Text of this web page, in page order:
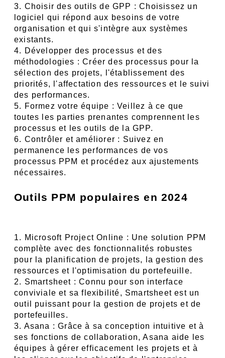
3. Choisir des outils de GPP : Choisissez un
logiciel qui répond aux besoins de votre
organisation et qui s'intègre aux systèmes
existants.
4. Développer des processus et des
méthodologies : Créer des processus pour la
sélection des projets, l'établissement des
priorités, l'affectation des ressources et le suivi
des performances.
5. Formez votre équipe : Veillez à ce que
toutes les parties prenantes comprennent les
processus et les outils de la GPP.
6. Contrôler et améliorer : Suivez en
permanence les performances de vos
processus PPM et procédez aux ajustements
nécessaires.
Outils PPM populaires en 2024
1. Microsoft Project Online : Une solution PPM
complète avec des fonctionnalités robustes
pour la planification de projets, la gestion des
ressources et l'optimisation du portefeuille.
2. Smartsheet : Connu pour son interface
conviviale et sa flexibilité, Smartsheet est un
outil puissant pour la gestion de projets et de
portefeuilles.
3. Asana : Grâce à sa conception intuitive et à
ses fonctions de collaboration, Asana aide les
équipes à gérer efficacement les projets et à